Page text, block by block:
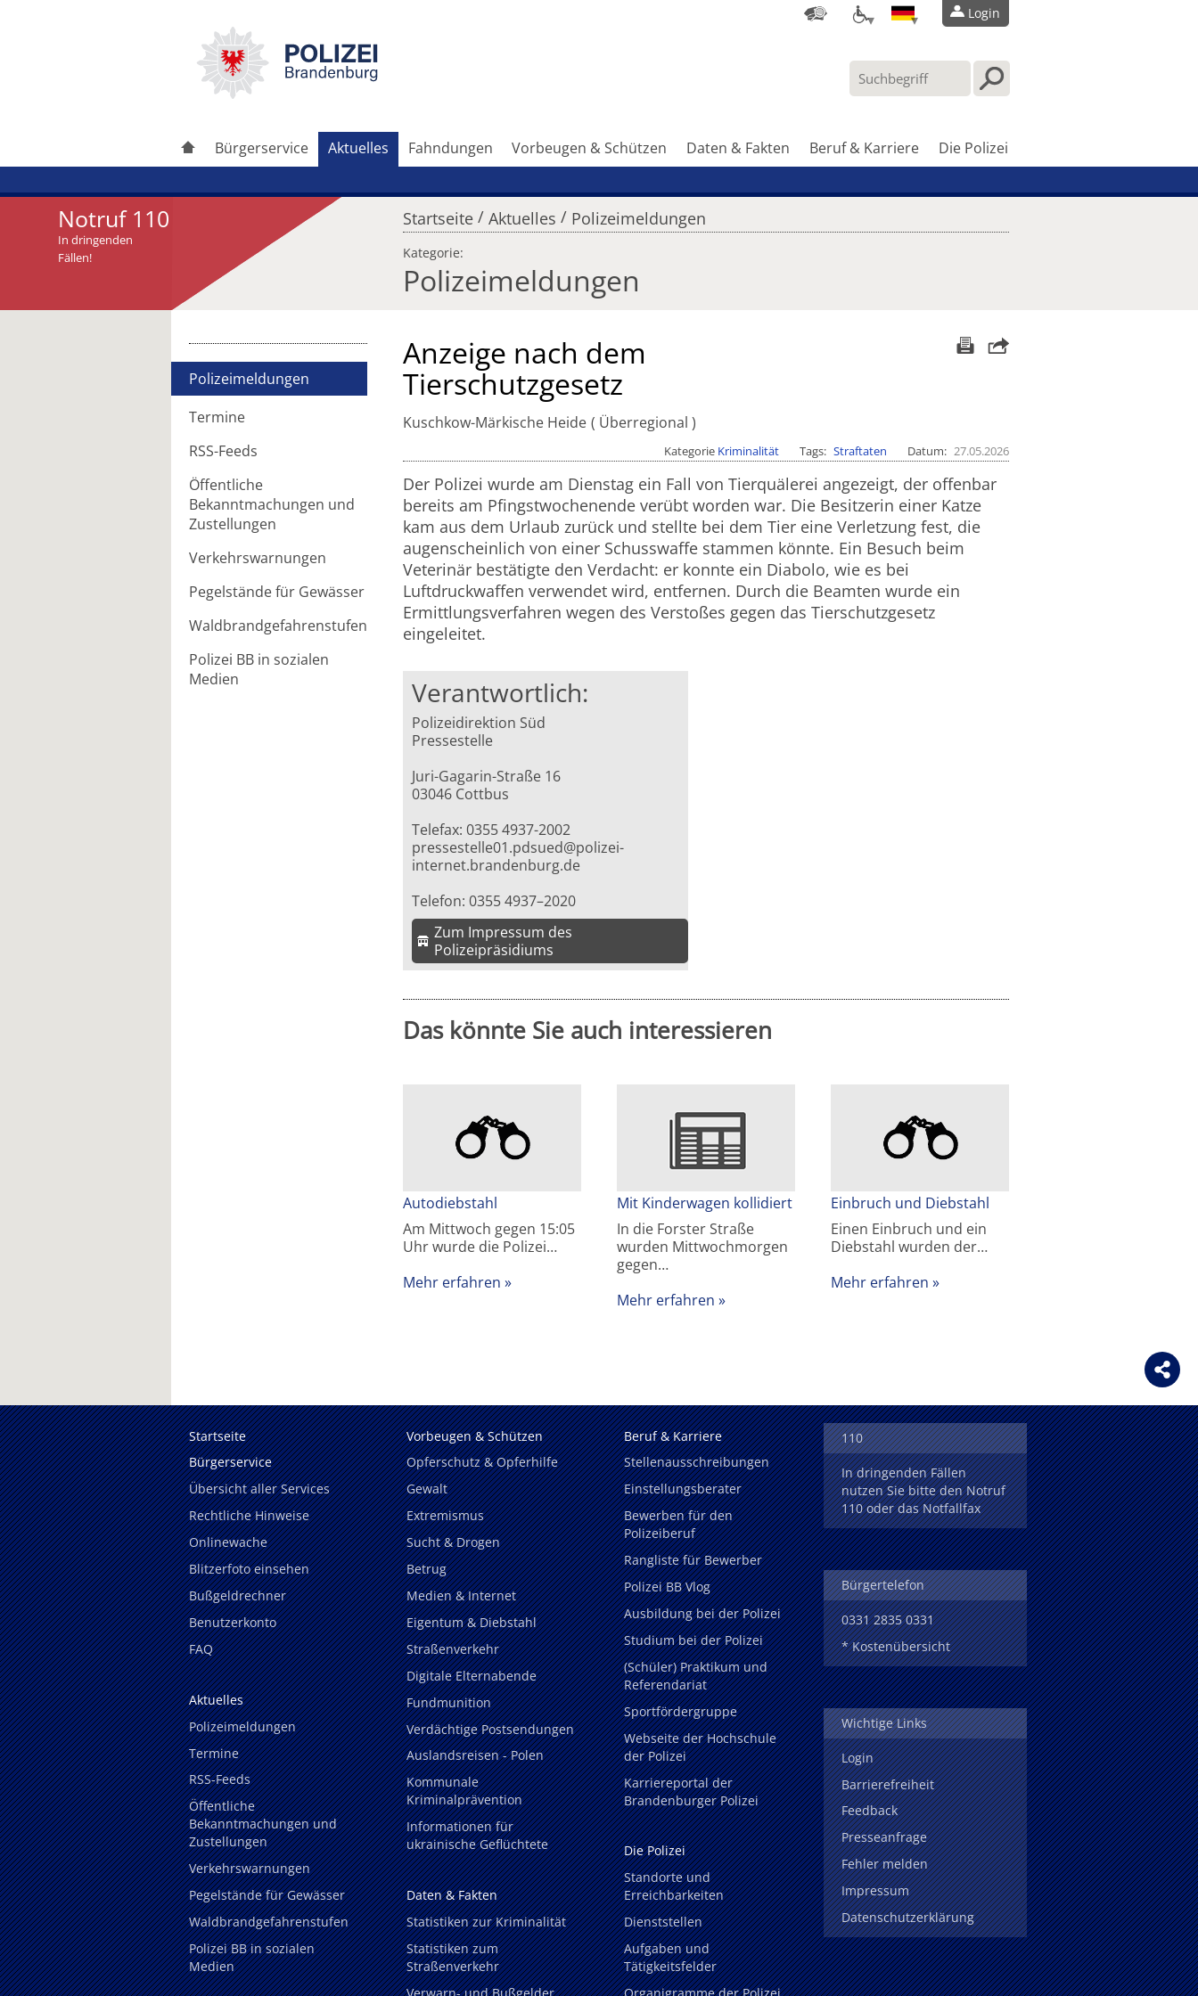
Login
Bürgerservice Aktuelles Fahndungen Vorbeugen & Schützen Daten & Fakten Beruf & Karriere Die Polizei
Notruf 110
In dringenden
Fällen!
Startseite / Aktuelles / Polizeimeldungen
Kategorie:
Polizeimeldungen
Polizeimeldungen
Termine
RSS-Feeds
Öffentliche
Bekanntmachungen und
Zustellungen
Verkehrswarnungen
Pegelstände für Gewässer
Waldbrandgefahrenstufen
Polizei BB in sozialen
Medien
Artikel weiterleiten
Anzeige nach dem
Tierschutzgesetz
Kuschkow-Märkische Heide Überregional
Kategorie Kriminalität Tags Straftaten Datum 27.05.2026
Der Polizei wurde am Dienstag ein Fall von Tierquälerei angezeigt, der offenbar
bereits am Pfingstwochenende verübt worden war. Die Besitzerin einer Katze
kam aus dem Urlaub zurück und stellte bei dem Tier eine Verletzung fest, die
augenscheinlich von einer Schusswaffe stammen könnte. Ein Besuch beim
Veterinär bestätigte den Verdacht: er konnte ein Diabolo, wie es bei
Luftdruckwaffen verwendet wird, entfernen. Durch die Beamten wurde ein
Ermittlungsverfahren wegen des Verstoßes gegen das Tierschutzgesetz
eingeleitet.
Verantwortlich:
Polizeidirektion Süd
Pressestelle
Juri-Gagarin-Straße 16
03046 Cottbus
Telefax: 0355 4937-2002
pressestelle01.pdsued@polizei-
internet.brandenburg.de
Telefon: 0355 4937–2020
Zum Impressum des
Polizeipräsidiums
Das könnte Sie auch interessieren
Autodiebstahl
Am Mittwoch gegen 15:05
Uhr wurde die Polizei…
Mehr erfahren
Mit Kinderwagen kollidiert
In die Forster Straße
wurden Mittwochmorgen
gegen…
Mehr erfahren
Einbruch und Diebstahl
Einen Einbruch und ein
Diebstahl wurden der…
Mehr erfahren
Startseite
Bürgerservice
Übersicht aller Services
Rechtliche Hinweise
Onlinewache
Blitzerfoto einsehen
Bußgeldrechner
Benutzerkonto
FAQ
Aktuelles
Polizeimeldungen
Termine
RSS-Feeds
Öffentliche
Bekanntmachungen und
Zustellungen
Verkehrswarnungen
Pegelstände für Gewässer
Waldbrandgefahrenstufen
Polizei BB in sozialen
Medien
Vorbeugen & Schützen
Opferschutz & Opferhilfe
Gewalt
Extremismus
Sucht & Drogen
Betrug
Medien & Internet
Eigentum & Diebstahl
Straßenverkehr
Digitale Elternabende
Fundmunition
Verdächtige Postsendungen
Auslandsreisen - Polen
Kommunale
Kriminalprävention
Informationen für
ukrainische Geflüchtete
Daten & Fakten
Statistiken zur Kriminalität
Statistiken zum
Straßenverkehr
Beruf & Karriere
Stellenausschreibungen
Einstellungsberater
Bewerben für den
Polizeiberuf
Rangliste für Bewerber
Polizei BB Vlog
Ausbildung bei der Polizei
Studium bei der Polizei
(Schüler) Praktikum und
Referendariat
Sportfördergruppe
Webseite der Hochschule
der Polizei
Karriereportal der
Brandenburger Polizei
Die Polizei
Standorte und
Erreichbarkeiten
Dienststellen
Aufgaben und
Tätigkeitsfelder
110
In dringenden Fällen
nutzen Sie bitte den Notruf
110 oder das Notfallfax
Bürgertelefon
0331 2835 0331
* Kostenübersicht
Wichtige Links
Login
Barrierefreiheit
Feedback
Presseanfrage
Fehler melden
Impressum
Datenschutzerklärung